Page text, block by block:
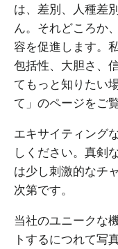
は、差別、人種差
ん。それどころか
容を促進します。
包括性、大胆さ、
てもっと知りたい
て」のページをご
エキサイティング
しください。真剣
は少し刺激的なチ
次第です。
当社のユニークな
トするにつれて写